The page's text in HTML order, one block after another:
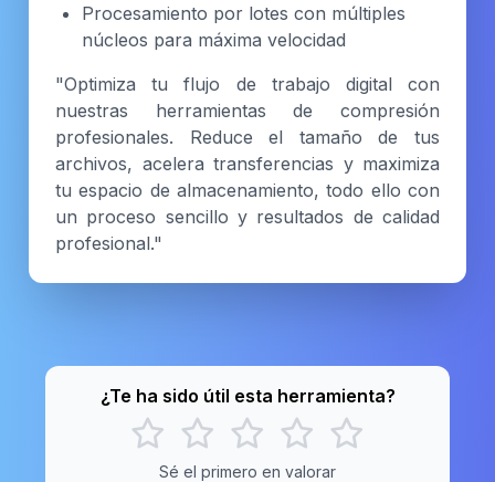
Procesamiento por lotes con múltiples
núcleos para máxima velocidad
"Optimiza tu flujo de trabajo digital con
nuestras herramientas de compresión
profesionales. Reduce el tamaño de tus
archivos, acelera transferencias y maximiza
tu espacio de almacenamiento, todo ello con
un proceso sencillo y resultados de calidad
profesional."
¿Te ha sido útil esta herramienta?
Sé el primero en valorar